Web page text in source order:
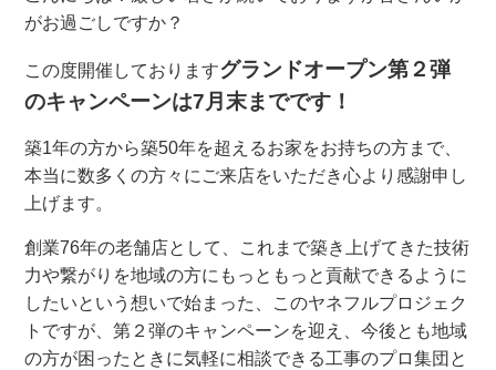
がお過ごしですか？
この度開催しておりますグランドオープン第２弾
のキャンペーンは7月末までです！
築1年の方から築50年を超えるお家をお持ちの方まで、
本当に数多くの方々にご来店をいただき心より感謝申し
上げます。
創業76年の老舗店として、これまで築き上げてきた技術
力や繋がりを地域の方にもっともっと貢献できるように
したいという想いで始まった、このヤネフルプロジェク
トですが、第２弾のキャンペーンを迎え、今後とも地域
の方が困ったときに気軽に相談できる工事のプロ集団と